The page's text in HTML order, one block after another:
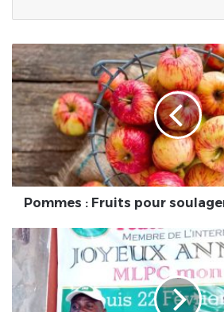
Pommes
:
Fruits
pour
soulager
la
constipation
Pommes : Fruits pour
Centrafrique
Alfred
Lawson,